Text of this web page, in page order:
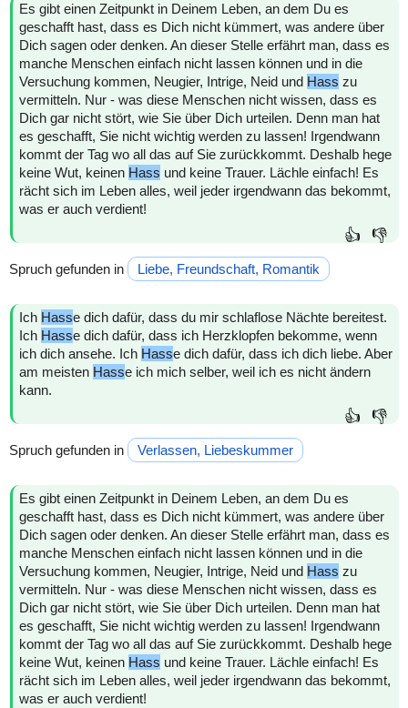
Es gibt einen Zeitpunkt in Deinem Leben, an dem Du es
geschafft hast, dass es Dich nicht kümmert, was andere über
Dich sagen oder denken. An dieser Stelle erfährt man, dass es
manche Menschen einfach nicht lassen können und in die
Versuchung kommen, Neugier, Intrige, Neid und Hass zu
vermitteln. Nur - was diese Menschen nicht wissen, dass es
Dich gar nicht stört, wie Sie über Dich urteilen. Denn man hat
es geschafft, Sie nicht wichtig werden zu lassen! Irgendwann
kommt der Tag wo all das auf Sie zurückkommt. Deshalb hege
keine Wut, keinen Hass und keine Trauer. Lächle einfach! Es
rächt sich im Leben alles, weil jeder irgendwann das bekommt,
was er auch verdient!
👍 👎
Spruch gefunden in Liebe, Freundschaft, Romantik
Ich Hasse dich dafür, dass du mir schlaflose Nächte bereitest.
Ich Hasse dich dafür, dass ich Herzklopfen bekomme, wenn
ich dich ansehe. Ich Hasse dich dafür, dass ich dich liebe. Aber
am meisten Hasse ich mich selber, weil ich es nicht ändern
kann.
👍 👎
Spruch gefunden in Verlassen, Liebeskummer
Es gibt einen Zeitpunkt in Deinem Leben, an dem Du es
geschafft hast, dass es Dich nicht kümmert, was andere über
Dich sagen oder denken. An dieser Stelle erfährt man, dass es
manche Menschen einfach nicht lassen können und in die
Versuchung kommen, Neugier, Intrige, Neid und Hass zu
vermitteln. Nur - was diese Menschen nicht wissen, dass es
Dich gar nicht stört, wie Sie über Dich urteilen. Denn man hat
es geschafft, Sie nicht wichtig werden zu lassen! Irgendwann
kommt der Tag wo all das auf Sie zurückkommt. Deshalb hege
keine Wut, keinen Hass und keine Trauer. Lächle einfach! Es
rächt sich im Leben alles, weil jeder irgendwann das bekommt,
was er auch verdient!